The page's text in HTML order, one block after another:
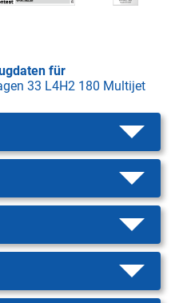
für
33 L4H2 180 Multijet